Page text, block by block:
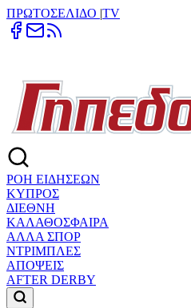
ΠΡΩΤΟΣΕΛΙΔΟ |TV
ΡΟΗ ΕΙΔΗΣΕΩΝ
ΚΥΠΡΟΣ
ΔΙΕΘΝΗ
ΚΑΛΑΘΟΣΦΑΙΡΑ
ΑΛΛΑ ΣΠΟΡ
ΝΤΡΙΜΠΛΕΣ
ΑΠΟΨΕΙΣ
AFTER DERBY